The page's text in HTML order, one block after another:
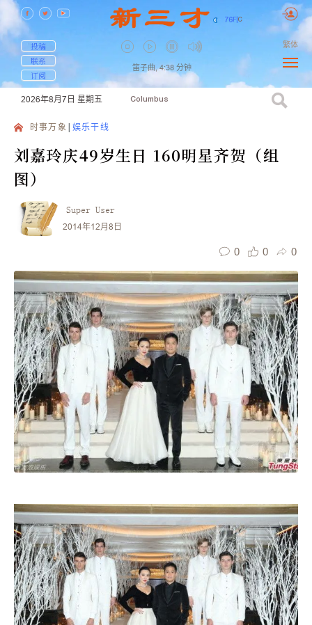
76F| C
投稿
联系
订阅
笛子曲, 4:38 分钟
繁体
2026年8月7日 星期五 Columbus
时事万象 娱乐干线
刘嘉玲庆49岁生日 160明星齐贺（组
图）
Super User
2014年12月8日
0 0 0